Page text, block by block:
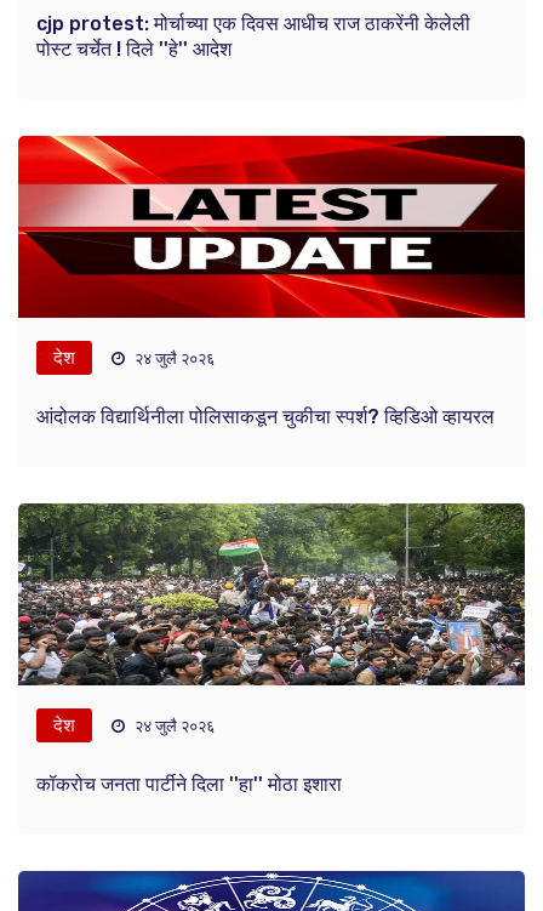
cjp protest: मोर्चाच्या एक दिवस आधीच राज ठाकरेंनी केलेली
पोस्ट चर्चेत ! दिले ''हे'' आदेश
देश २४ जुलै २०२६
आंदोलक विद्यार्थिनीला पोलिसाकडून चुकीचा स्पर्श? व्हिडिओ व्हायरल
देश २४ जुलै २०२६
कॉकरोच जनता पार्टीने दिला ''हा'' मोठा इशारा